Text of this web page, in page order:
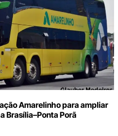
Amarelinho para ampliar
Brasília–Ponta Porã